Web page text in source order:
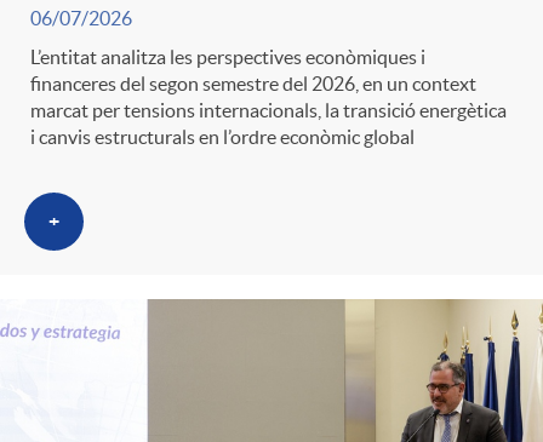
06/07/2026
L’entitat analitza les perspectives econòmiques i
financeres del segon semestre del 2026, en un context
marcat per tensions internacionals, la transició energètica
i canvis estructurals en l’ordre econòmic global
+